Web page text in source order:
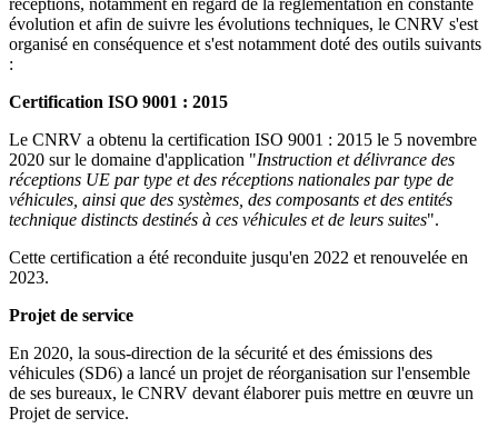
évolution et afin de suivre les évolutions techniques, le CNRV s'est
organisé en conséquence et s'est notamment doté des outils suivants
:
Certification ISO 9001 : 2015
Le CNRV a obtenu la certification ISO 9001 : 2015 le 5 novembre
2020 sur le domaine d'application "Instruction et délivrance des
réceptions UE par type et des réceptions nationales par type de
véhicules, ainsi que des systèmes, des composants et des entités
technique distincts destinés à ces véhicules et de leurs suites".
Cette certification a été reconduite jusqu'en 2022 et renouvelée en
2023.
Projet de service
En 2020, la sous-direction de la sécurité et des émissions des
véhicules (SD6) a lancé un projet de réorganisation sur l'ensemble
de ses bureaux, le CNRV devant élaborer puis mettre en œuvre un
Projet de service.